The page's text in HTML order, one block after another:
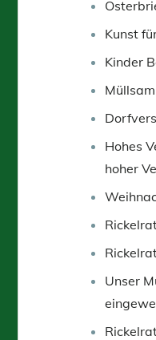
Kunst
Kinder
Hohes
hoher
Unser